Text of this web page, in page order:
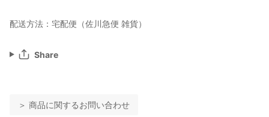
配送方法：宅配便（佐川急便 雑貨）
Share
＞ 商品に関するお問い合わせ